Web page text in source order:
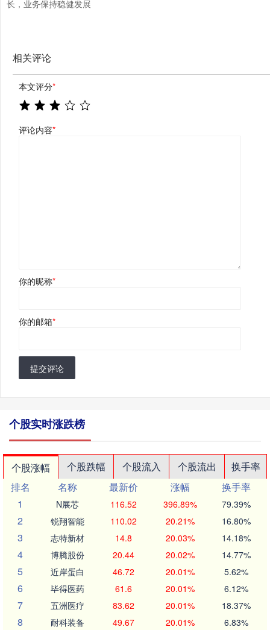
长，业务保持稳健发展
相关评论
本文评分*
评论内容*
你的昵称*
你的邮箱*
提交评论
个股实时涨跌榜
个股涨幅 个股跌幅 个股流入 个股流出
换手率
排名
名称 最新价 涨幅
换手率
1
N展芯 116.52 396.89% 79.39%
2 锐翔智能 110.02 20.21% 16.80%
3 志特新材 14.8 20.03% 14.18%
4 博腾股份 20.44 20.02% 14.77%
5 近岸蛋白 46.72 20.01% 5.62%
6 毕得医药 61.6 20.01% 6.12%
7 五洲医疗 83.62 20.01% 18.37%
8 耐科装备 49.67 20.01% 6.83%